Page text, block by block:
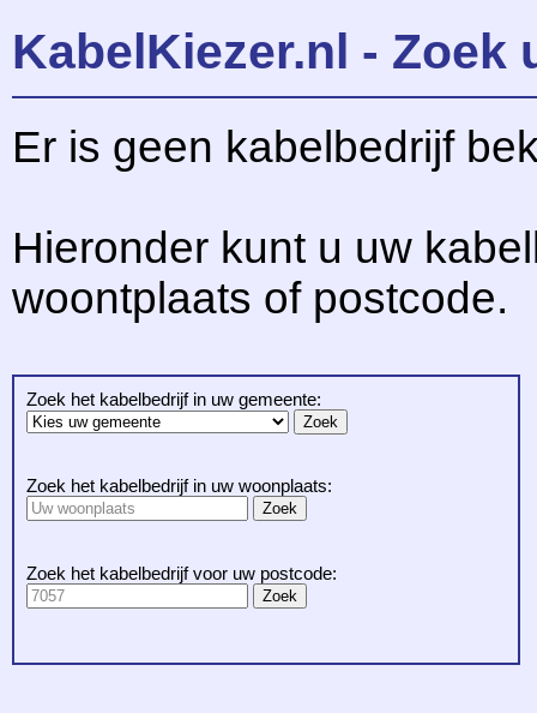
KabelKiezer.nl - Zoek
Er is geen kabelbedrijf
Hieronder kunt u uw
woontplaats of postcode.
Zoek het kabelbedrijf in uw gemeente:
Zoek het kabelbedrijf in uw woonplaats:
Zoek het kabelbedrijf voor uw postcode: